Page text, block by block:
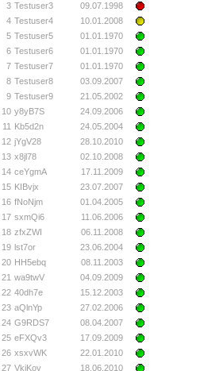
3 Testuser3
09.07.1998
4 Testuser4
10.01.2008
5 Testuser5
01.01.1970
6 Testuser6
01.01.1970
7 Testuser7
01.01.1970
8 Testuser8
03.09.2007
9 Testuser9
21.05.2002
10 y8yB7S
24.09.2006
11 Kb5d2n
24.05.2004
12 jYgV28
28.10.2010
13 x8jl78
02.10.2008
14 ceYgmA
17.11.2009
15 KIBvjx
23.07.2007
16 fNoNjm
01.04.2005
17 sxmQi6
11.06.2006
18 zfxZWI
06.11.2008
19 lst7or
23.06.2004
20 HH5ebq
08.11.2003
21 wa9twV
04.09.2009
22 40dh7e
15.12.2003
23 aQlnYp
27.02.2006
24 G9RDS7
08.04.2007
25 eFXQv3
17.09.2009
26 xsxvWK
22.01.2010
27 VkiKov
18.06.2010